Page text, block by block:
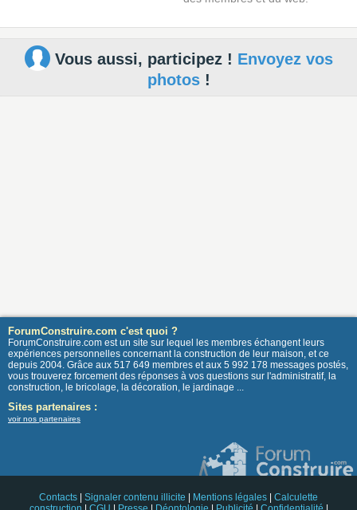
Vous aussi, participez ! Envoyez vos
photos!
ForumConstruire.com c'est quoi ?
ForumConstruire.com est un site sur lequel les membres échangent leurs
expériences personnelles concernant la construction de leur maison, et ce
depuis 2004. Grâce aux 517 649 membres et aux 5 992 178 messages postés,
vous trouverez forcement des réponses à vos questions sur l'administratif, la
construction, le bricolage, la décoration, le jardinage ...
Sites partenaires :
voir nos partenaires
Contacts Signaler contenu illicite Mentions légales
Calculette